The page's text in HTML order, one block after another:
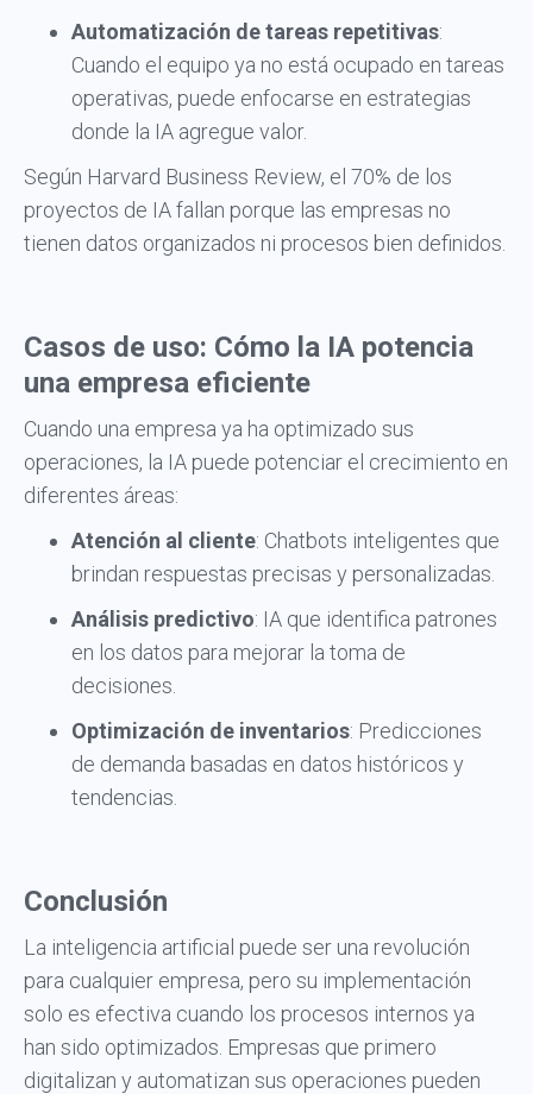
Automatización de tareas repetitivas:
Cuando el equipo ya no está ocupado en tareas
operativas, puede enfocarse en estrategias
donde la IA agregue valor.
Según Harvard Business Review, el 70% de los
proyectos de IA fallan porque las empresas no
tienen datos organizados ni procesos bien definidos.
Casos de uso: Cómo la IA potencia
una empresa eficiente
Cuando una empresa ya ha optimizado sus
operaciones, la IA puede potenciar el crecimiento en
diferentes áreas:
Atención al cliente: Chatbots inteligentes que
brindan respuestas precisas y personalizadas.
Análisis predictivo: IA que identifica patrones
en los datos para mejorar la toma de
decisiones.
Optimización de inventarios: Predicciones
de demanda basadas en datos históricos y
tendencias.
Conclusión
La inteligencia artificial puede ser una revolución
para cualquier empresa, pero su implementación
solo es efectiva cuando los procesos internos ya
han sido optimizados. Empresas que primero
digitalizan y automatizan sus operaciones pueden